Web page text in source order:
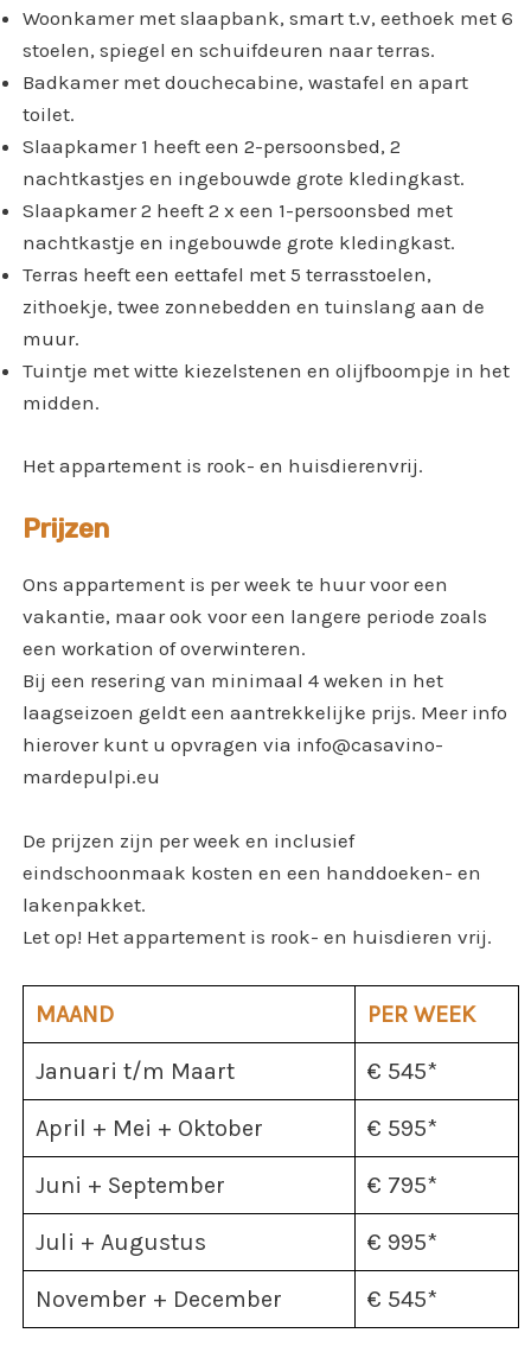
Woonkamer met slaapbank, smart t.v, eethoek met 6
stoelen, spiegel en schuifdeuren naar terras.
Badkamer met douchecabine, wastafel en apart
toilet.
Slaapkamer 1 heeft een 2-persoonsbed, 2
nachtkastjes en ingebouwde grote kledingkast.
Slaapkamer 2 heeft 2 x een 1-persoonsbed met
nachtkastje en ingebouwde grote kledingkast.
Terras heeft een eettafel met 5 terrasstoelen,
zithoekje, twee zonnebedden en tuinslang aan de
muur.
Tuintje met witte kiezelstenen en olijfboompje in het
midden.
Het appartement is rook- en huisdierenvrij.
Prijzen
Ons appartement is per week te huur voor een
vakantie, maar ook voor een langere periode zoals
een workation of overwinteren.
Bij een resering van minimaal 4 weken in het
laagseizoen geldt een aantrekkelijke prijs. Meer info
hierover kunt u opvragen via info@casavino-
mardepulpi.eu
De prijzen zijn per week en inclusief
eindschoonmaak kosten en een handdoeken- en
lakenpakket.
Let op! Het appartement is rook- en huisdieren vrij.
MAAND PER WEEK
Januari t/m Maart € 545*
April + Mei + Oktober € 595*
Juni + September € 795*
Juli + Augustus € 995*
November + December € 545*